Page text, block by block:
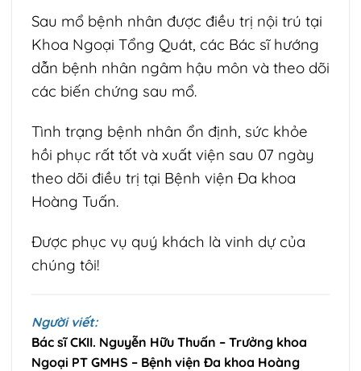
Sau mổ bệnh nhân được điều trị nội trú tại
Khoa Ngoại Tổng Quát, các Bác sĩ hướng
dẫn bệnh nhân ngâm hậu môn và theo dõi
các biến chứng sau mổ.
Tình trạng bệnh nhân ổn định, sức khỏe
hồi phục rất tốt và xuất viện sau 07 ngày
theo dõi điều trị tại Bệnh viện Đa khoa
Hoàng Tuấn.
Được phục vụ quý khách là vinh dự của
chúng tôi!
Người viết:
Bác sĩ CKII. Nguyễn Hữu Thuấn – Trưởng khoa
Ngoại PT GMHS – Bệnh viện Đa khoa Hoàng